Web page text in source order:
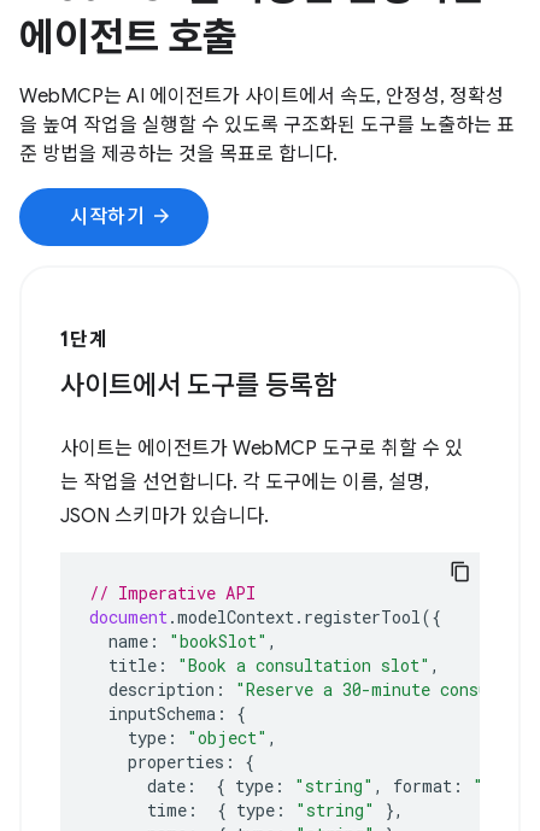
에이전트 호출
WebMCP는 AI 에이전트가 사이트에서 속도, 안정성, 정확성
을 높여 작업을 실행할 수 있도록 구조화된 도구를 노출하는 표
준 방법을 제공하는 것을 목표로 합니다.
시작하기 arrow_forward
1단계
사이트에서 도구를 등록함
사이트는 에이전트가 WebMCP 도구로 취할 수 있
는 작업을 선언합니다. 각 도구에는 이름, 설명,
JSON 스키마가 있습니다.
// Imperative API
document.modelContext. registerTool({
name : "bookSlot" ,
title : "Book a consultation slot" ,
description :
"Reserve a 30-minute
inputSchema :
{
type : "object" ,
properties :
{
date : { type : "string" , format :
"date"
time : { type : "string"
},